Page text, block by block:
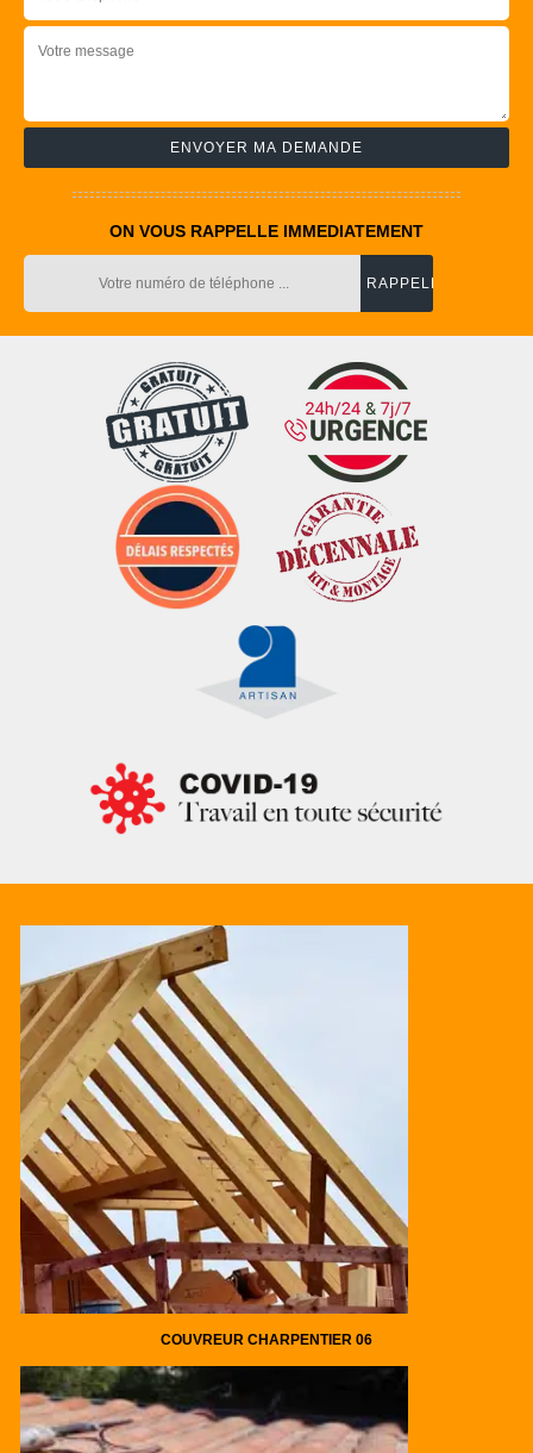
ON VOUS RAPPELLE IMMEDIATEMENT
COUVREUR CHARPENTIER 06